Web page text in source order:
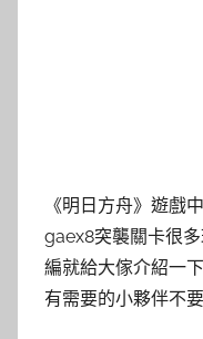
《明日方舟》遊戲
gaex8突襲關卡很
編就給大傢介紹一
有需要的小夥伴不